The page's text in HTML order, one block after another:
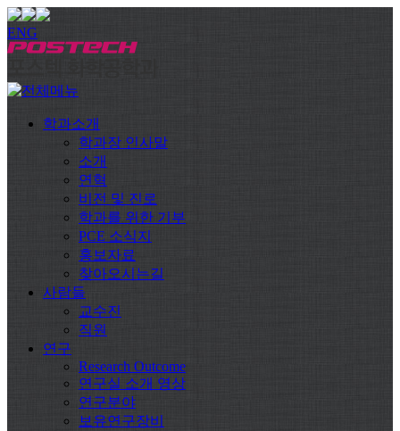
ENG
학과소개
학과장 인사말
소개
연혁
비전 및 진로
학과를 위한 기부
PCE 소식지
홍보자료
찾아오시는길
사람들
교수진
직원
연구
Research Outcome
연구실 소개 영상
연구분야
보유연구장비